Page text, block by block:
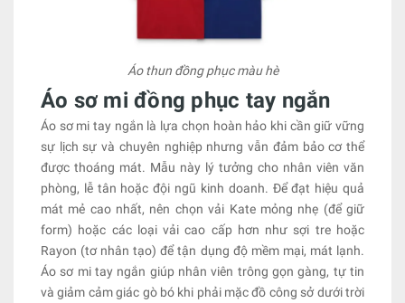
Áo thun đồng phục màu hè
Áo sơ mi đồng phục tay ngắn
Áo sơ mi tay ngắn là lựa chọn hoàn hảo khi cần giữ vững
sự lịch sự và chuyên nghiệp nhưng vẫn đảm bảo cơ thể
được thoáng mát. Mẫu này lý tưởng cho nhân viên văn
phòng, lễ tân hoặc đội ngũ kinh doanh. Để đạt hiệu quả
mát mẻ cao nhất, nên chọn vải Kate mỏng nhẹ (để giữ
form) hoặc các loại vải cao cấp hơn như sợi tre hoặc
Rayon (tơ nhân tạo) để tận dụng độ mềm mại, mát lạnh.
Áo sơ mi tay ngắn giúp nhân viên trông gọn gàng, tự tin
và giảm cảm giác gò bó khi phải mặc đồ công sở dưới trời